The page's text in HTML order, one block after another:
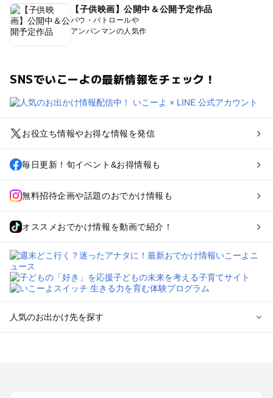
【子供映画】公開中＆公開予定作品
パウ・パトロールや
アンパンマンの人気作
SNSでいこーよの最新情報をチェック！
お役立ち情報やお得な情報を発信
毎日更新！旬イベント&お得情報も
無料招待企画や話題のおでかけ情報も
オススメおでかけ情報を動画で紹介！
人気のお出かけ先を探す